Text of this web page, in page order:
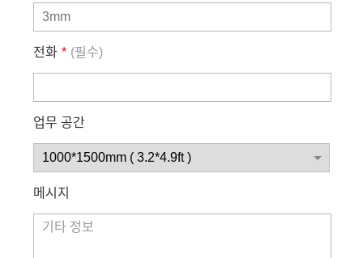
전화 * (필수)
업무 공간
메시지